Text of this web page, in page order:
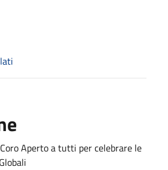
Aperto a tutti per celebrare le